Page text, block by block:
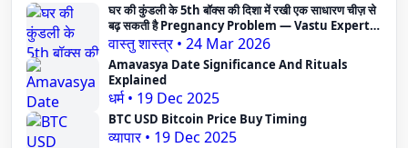
घर की कुंडली के 5th बॉक्स की दिशा में रखी एक साधारण चीज़ से
बढ़ सकती है Pregnancy Problem — Vastu Expert
का दावा
वास्तु शास्त्र • 24 Mar 2026
Amavasya Date Significance And Rituals
Explained
धर्म • 19 Dec 2025
BTC USD Bitcoin Price Buy Timing
व्यापार • 19 Dec 2025